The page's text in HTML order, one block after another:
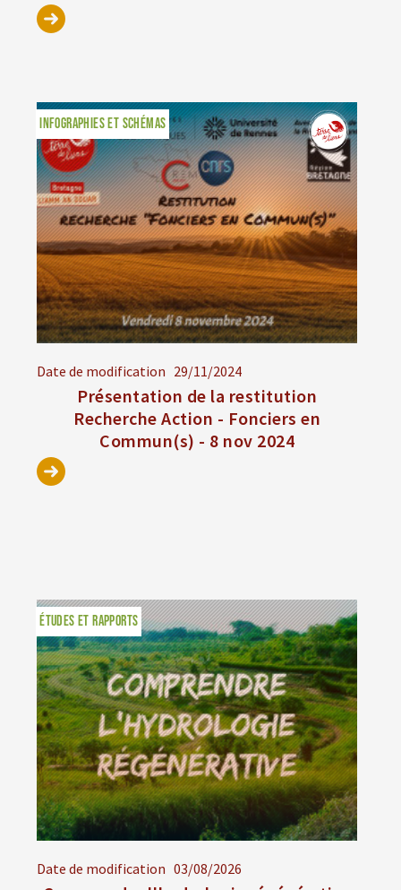
Date de modification 29/11/2024
Présentation de la restitution
Recherche Action - Fonciers en
Commun(s) - 8 nov 2024
INFOGRAPHIES ET SCHÉMAS
Date de modification 03/08/2026
ÉTUDES ET RAPPORTS